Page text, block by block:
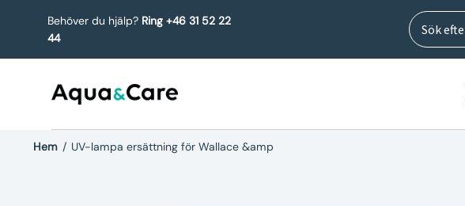
Behöver du hjälp? Ring +46 31 52 22
44
Sök
efter:
Sök
Hem / UV-lampa ersättning för Wallace &amp